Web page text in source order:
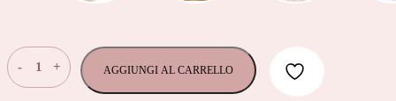
-
Cuscino
+ AGGIUNGI AL CARRELLO